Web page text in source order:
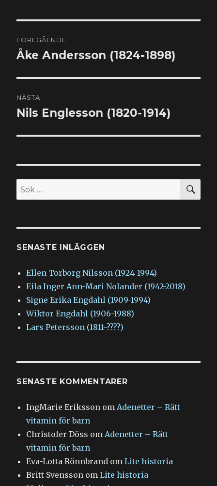
FÖREGÅENDE
Föregående
Åke Andersson (1824-1898)
NÄSTA
Nästa
Nils Englesson (1820-1914)
Sök
efter:
SENASTE INLÄGGEN
Ellen Torborg Nilsson (1924-1994)
Eila Inger Ann-Mari Nolander (1942-2018)
Signe Erika Engdahl (1909-1994)
Wiktor Engdahl (1906-1988)
Lars Petersson (1811-????)
SENASTE KOMMENTARER
IngMarie Eriksson omAdenetter – Rätt
vitamin för barn
Christofer Döss omAdenetter – Rätt
vitamin för barn
Eva-Lotta Rönnbrand omLite historia
Britt Svensson omLite historia